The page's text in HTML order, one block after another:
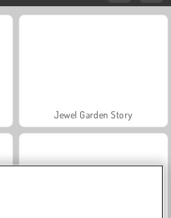
Jewel Garden Story